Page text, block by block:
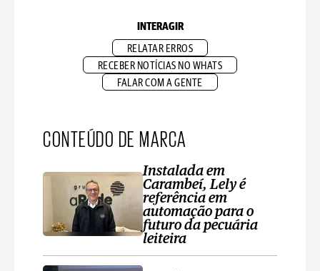
INTERAGIR
RELATAR ERROS
RECEBER NOTÍCIAS NO WHATS
FALAR COM A GENTE
CONTEÚDO DE MARCA
Instalada em
Carambeí, Lely é
referência em
automação para o
futuro da pecuária
leiteira